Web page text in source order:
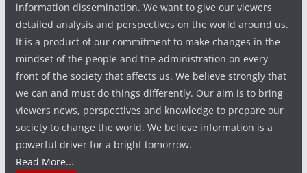
information dissemination. We want to give our viewers
detailed analysis and perspectives on the world around us.
It is a product of our commitment to make changes in the
mindset of the people and the administration on every
front of the society that affects us. We believe strongly that
we can and must do things differently. Our aim is to bring
viewers news, perspectives and knowledge to prepare our
society to change the world. We believe information is a
powerful driver for a bright tomorrow.
Read More...